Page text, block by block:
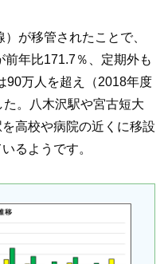
が移管されたことで、
年比171.7％、定期外も
90万人を超え（2018年度
。八木沢駅や宮古短大
高校や病院の近くに移設
るようです。